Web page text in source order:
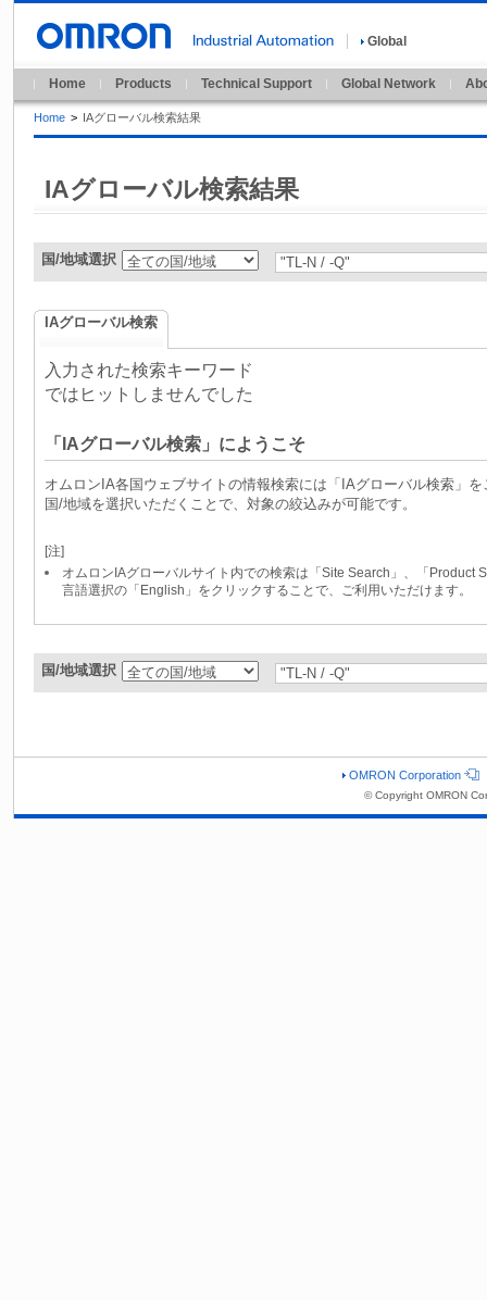
Global
Home Products Technical Support Global Network
Home > IAグローバル検索結果
IAグローバル検索結果
国/地域選択
IAグローバル検索
入力された検索キーワード
ではヒットしませんでした
「IAグローバル検索」にようこそ
オムロンIA各国ウェブサイトの情報検索には「IAグローバル検索」
国/地域を選択いただくことで、対象の絞込みが可能です。
[注]
オムロンIAグローバルサイト内での検索は「Site Search」、「Product
言語選択の「English」をクリックすることで、ご利用いただけます。
国/地域選択
OMRON Corporation
© Copyright OMRON